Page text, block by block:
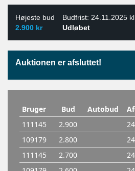
Højeste bud Budfrist: 24.11.2025
2.900 kr
Udløbet
Auktionen er afsluttet!